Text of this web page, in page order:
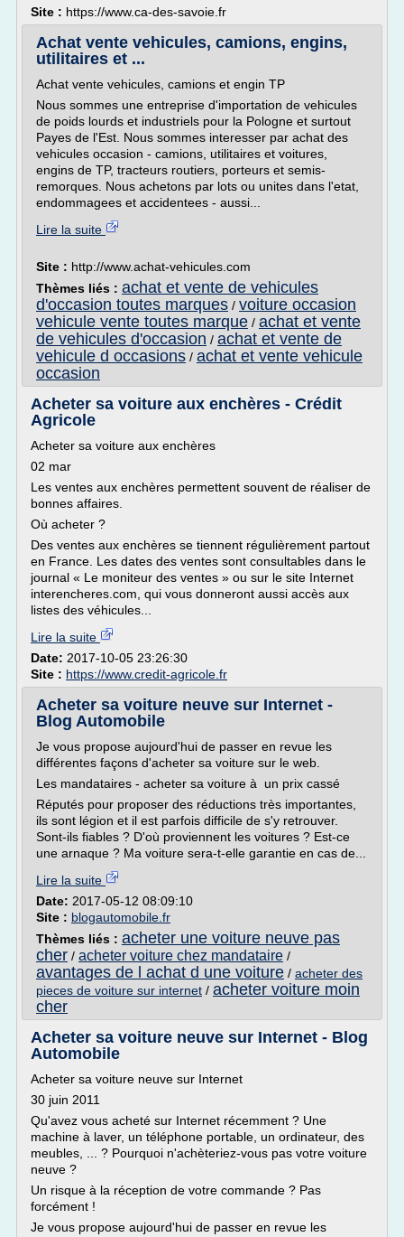
Site : https://www.ca-des-savoie.fr
Achat vente vehicules, camions, engins,
utilitaires et ...
Achat vente vehicules, camions et engin TP
Nous sommes une entreprise d'importation de vehicules
de poids lourds et industriels pour la Pologne et surtout
Payes de l'Est. Nous sommes interesser par achat des
vehicules occasion - camions, utilitaires et voitures,
engins de TP, tracteurs routiers, porteurs et semis-
remorques. Nous achetons par lots ou unites dans l'etat,
endommagees et accidentees - aussi...
Lire la suite
Site : http://www.achat-vehicules.com
Thèmes liés : achat et vente de vehicules
d'occasion toutes marques / voiture occasion
vehicule vente toutes marque / achat et vente
de vehicules d'occasion / achat et vente de
vehicule d occasions / achat et vente vehicule
occasion
Acheter sa voiture aux enchères - Crédit
Agricole
Acheter sa voiture aux enchères
02 mar
Les ventes aux enchères permettent souvent de réaliser de
bonnes affaires.
Où acheter ?
Des ventes aux enchères se tiennent régulièrement partout
en France. Les dates des ventes sont consultables dans le
journal « Le moniteur des ventes » ou sur le site Internet
interencheres.com, qui vous donneront aussi accès aux
listes des véhicules...
Lire la suite
Date: 2017-10-05 23:26:30
Site : https://www.credit-agricole.fr
Acheter sa voiture neuve sur Internet -
Blog Automobile
Je vous propose aujourd'hui de passer en revue les
différentes façons d'acheter sa voiture sur le web.
Les mandataires - acheter sa voiture à un prix cassé
Réputés pour proposer des réductions très importantes,
ils sont légion et il est parfois difficile de s'y retrouver.
Sont-ils fiables ? D'où proviennent les voitures ? Est-ce
une arnaque ? Ma voiture sera-t-elle garantie en cas de...
Lire la suite
Date: 2017-05-12 08:09:10
Site : blogautomobile.fr
Thèmes liés : acheter une voiture neuve pas
cher / acheter voiture chez mandataire /
avantages de l achat d une voiture / acheter des
pieces de voiture sur internet / acheter voiture moin
cher
Acheter sa voiture neuve sur Internet - Blog
Automobile
Acheter sa voiture neuve sur Internet
30 juin 2011
Qu'avez vous acheté sur Internet récemment ? Une
machine à laver, un téléphone portable, un ordinateur, des
meubles, ... ? Pourquoi n'achèteriez-vous pas votre voiture
neuve ?
Un risque à la réception de votre commande ? Pas
forcément !
Je vous propose aujourd'hui de passer en revue les